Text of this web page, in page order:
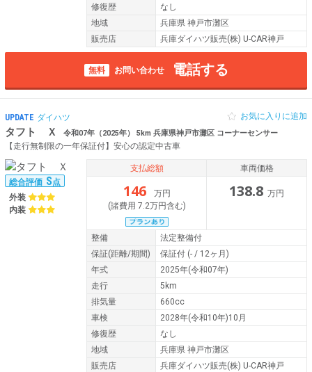
修復歴
なし
地域
兵庫県 神戸市灘区
販売店
兵庫ダイハツ販売(株) U-CAR神戸
無料 お問い合わせ 電話する
UPDATE ダイハツ
タフト Ｘ 令和07年（2025年） 5km 兵庫県神戸市灘区 コーナーセンサー
【走行無制限の一年保証付】安心の認定中古車
お気に入りに追加
総合評価 S点
外装
内装
支払総額
146
万円
(諸費用 7.2万円含む)
車両価格
138.8 万円
整備
法定整備付
保証(距離/期間) 保証付 (- / 12ヶ月)
年式
2025年(令和07年)
走行
5km
排気量
660cc
車検
2028年(令和10年)10月
修復歴
なし
地域
兵庫県 神戸市灘区
販売店
兵庫ダイハツ販売(株) U-CAR神戸